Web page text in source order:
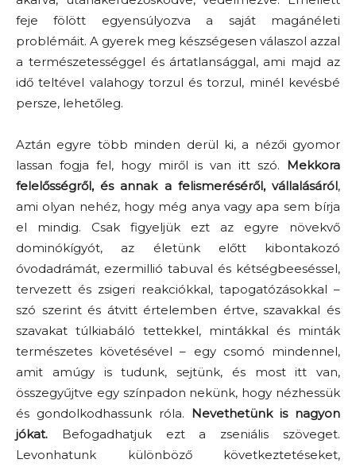
feje fölött egyensúlyozva a saját magánéleti
problémáit. A gyerek meg készségesen válaszol azzal
a természetességgel és ártatlansággal, ami majd az
idő teltével valahogy torzul és torzul, minél kevésbé
persze, lehetőleg.
Aztán egyre több minden derül ki, a nézői gyomor
lassan fogja fel, hogy miről is van itt szó. Mekkora
felelősségről, és annak a felismeréséről, vállalásáról,
ami olyan nehéz, hogy még anya vagy apa sem bírja
el mindig. Csak figyeljük ezt az egyre növekvő
dominókígyót, az életünk előtt kibontakozó
óvodadrámát, ezermillió tabuval és kétségbeeséssel,
tervezett és zsigeri reakciókkal, tapogatózásokkal –
szó szerint és átvitt értelemben értve, szavakkal és
szavakat túlkiabáló tettekkel, mintákkal és minták
természetes követésével – egy csomó mindennel,
amit amúgy is tudunk, sejtünk, és most itt van,
összegyűjtve egy színpadon nekünk, hogy nézhessük
és gondolkodhassunk róla. Nevethetünk is nagyon
jókat. Befogadhatjuk ezt a zseniális szöveget.
Levonhatunk különböző következtetéseket,